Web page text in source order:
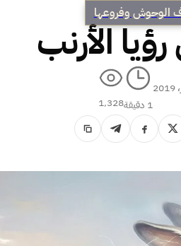
الوحوش وفروعها
الأرنب
1 دقيقة
1٬328